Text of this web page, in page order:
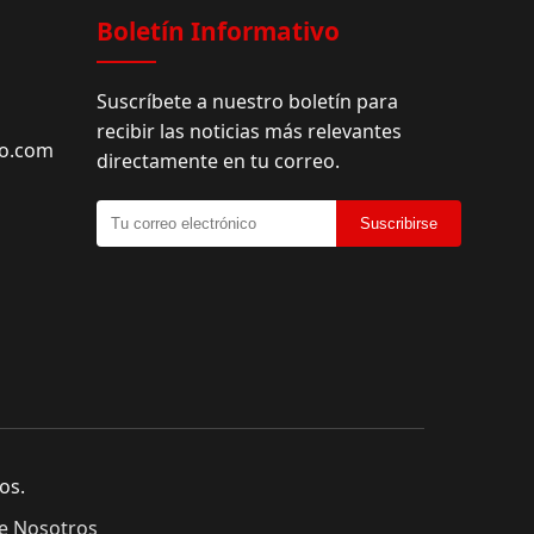
Boletín Informativo
Suscríbete a nuestro boletín para
recibir las noticias más relevantes
directamente en tu correo.
Suscribirse
Nosotros